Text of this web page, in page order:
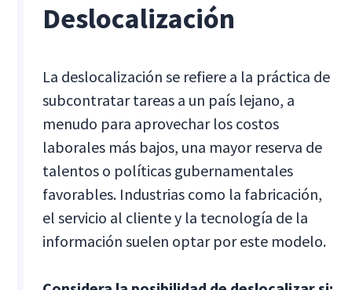
Deslocalización
La deslocalización se refiere a la práctica de
subcontratar tareas a un país lejano, a
menudo para aprovechar los costos
laborales más bajos, una mayor reserva de
talentos o políticas gubernamentales
favorables. Industrias como la fabricación,
el servicio al cliente y la tecnología de la
información suelen optar por este modelo.